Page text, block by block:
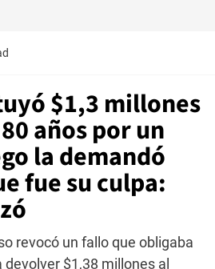
$1,3 millones
años por un
la demandó
fue su culpa:
revocó un fallo que obligaba
$1,38 millones al